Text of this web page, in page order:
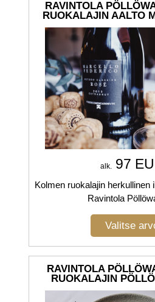
RAVINTOLA
RUOKALAJIN AALTO
alk. 97
Kolmen ruokalajin herkullinen
Ravintola
RAVINTOLA
RUOKALAJIN